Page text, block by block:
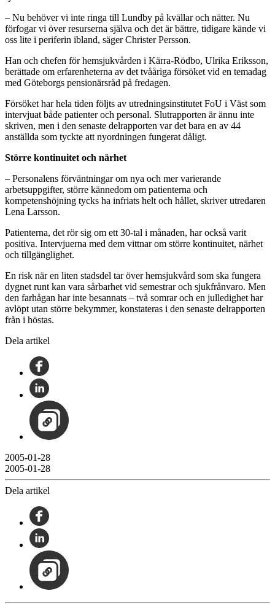
– Nu behöver vi inte ringa till Lundby på kvällar och nätter. Nu
förfogar vi över resurserna själva och det är bättre, tidigare kände vi
oss lite i periferin ibland, säger Christer Persson.
Han och chefen för hemsjukvården i Kärra-Rödbo, Ulrika Eriksson,
berättade om erfarenheterna av det tvååriga försöket vid en temadag
med Göteborgs pensionärsråd på fredagen.
Försöket har hela tiden följts av utredningsinstitutet FoU i Väst som
intervjuat både patienter och personal. Slutrapporten är ännu inte
skriven, men i den senaste delrapporten var det bara en av 44
anställda som tyckte att nyordningen fungerat dåligt.
Större kontinuitet och närhet
– Personalens förväntningar om nya och mer varierande
arbetsuppgifter, större kännedom om patienterna och
kompetenshöjning tycks ha infriats helt och hållet, skriver utredaren
Lena Larsson.
Patienterna, det rör sig om ett 30-tal i månaden, har också varit
positiva. Intervjuerna med dem vittnar om större kontinuitet, närhet
och tillgänglighet.
En risk när en liten stadsdel tar över hemsjukvård som ska fungera
dygnet runt kan vara sårbarhet vid semestrar och sjukfrånvaro. Men
den farhågan har inte besannats – två somrar och en julledighet har
avlöpt utan större bekymmer, konstateras i den senaste delrapporten
från i höstas.
Dela artikel
2005-01-28
2005-01-28
Dela artikel